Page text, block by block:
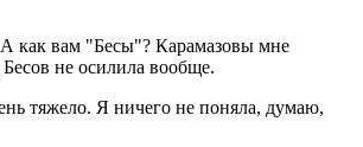
как вам "Бесы"? Карамазовы мне
не осилила вообще.
тяжело. Я ничего не поняла, думаю,